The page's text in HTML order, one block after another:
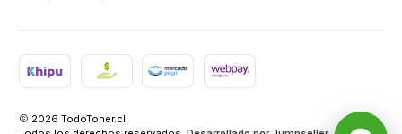
2026 TodoToner.cl.